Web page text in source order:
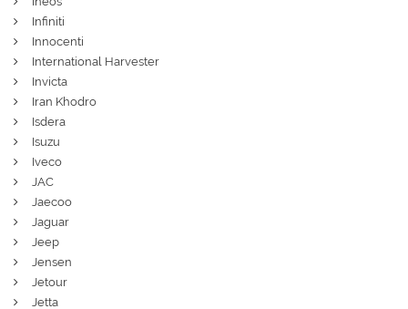
Infiniti
Innocenti
International Harvester
Invicta
Iran Khodro
Isdera
Isuzu
Iveco
JAC
Jaecoo
Jaguar
Jeep
Jensen
Jetour
Jetta